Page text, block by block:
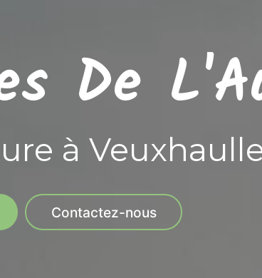
De
à
Contactez-nous